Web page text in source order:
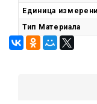
Единица
Тип Материала